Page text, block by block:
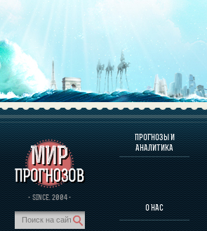
· SINCE. 2004 ·
ПРОГНОЗЫ И
АНАЛИТИКА
О НАС
О ПРОГРАММЕ
ХАРАКТЕРA ЧЕЛОВЕКА
ВЫДАЮЩИХСЯ ЛИЧНОСТЕЙ
О ПРОГРАММЕ
ПРОГНОЗЫ И АНАЛИТИКА